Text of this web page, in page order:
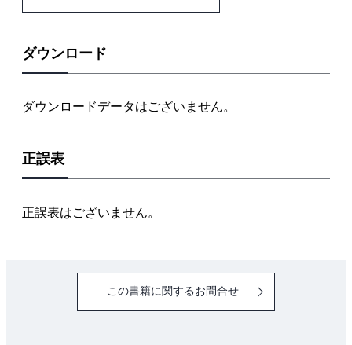
く！
宇宙エレベーターが注目される理由２、もっと多
宇宙エレベーターが注目される理由３、もっと遠く
COLUMN：空中に浮いた宇宙エレベーター「スカイ
フック」
第2章 宇宙エレベーター実現の鍵を握る素材技術
素材革命は「サッカーボール」から始まった
目次「球」じゃなくて「棒」だったらどうなる
カーボンナノチューブは本当に長くできるのか？
ダウンロード
ダウンロードデータはございません。
正誤表
正誤表はございません。
この書籍に関するお問合せ